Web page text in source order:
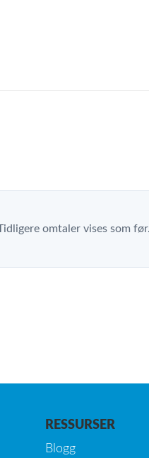
omtaler vises som
RESSURSER
Blogg